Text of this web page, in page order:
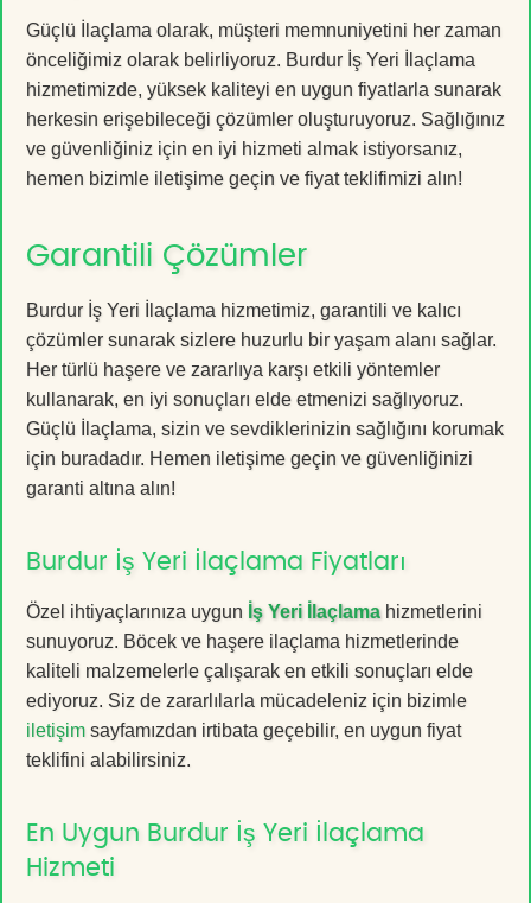
Güçlü İlaçlama olarak, müşteri memnuniyetini her zaman
önceliğimiz olarak belirliyoruz. Burdur İş Yeri İlaçlama
hizmetimizde, yüksek kaliteyi en uygun fiyatlarla sunarak
herkesin erişebileceği çözümler oluşturuyoruz. Sağlığınız
ve güvenliğiniz için en iyi hizmeti almak istiyorsanız,
hemen bizimle iletişime geçin ve fiyat teklifimizi alın!
Garantili Çözümler
Burdur İş Yeri İlaçlama hizmetimiz, garantili ve kalıcı
çözümler sunarak sizlere huzurlu bir yaşam alanı sağlar.
Her türlü haşere ve zararlıya karşı etkili yöntemler
kullanarak, en iyi sonuçları elde etmenizi sağlıyoruz.
Güçlü İlaçlama, sizin ve sevdiklerinizin sağlığını korumak
için buradadır. Hemen iletişime geçin ve güvenliğinizi
garanti altına alın!
Burdur İş Yeri İlaçlama Fiyatları
Özel ihtiyaçlarınıza uygun İş Yeri İlaçlamahizmetlerini
sunuyoruz. Böcek ve haşere ilaçlama hizmetlerinde
kaliteli malzemelerle çalışarak en etkili sonuçları elde
ediyoruz. Siz de zararlılarla mücadeleniz için bizimle
iletişim sayfamızdan irtibata geçebilir, en uygun fiyat
teklifini alabilirsiniz.
En Uygun Burdur İş Yeri İlaçlama
Hizmeti